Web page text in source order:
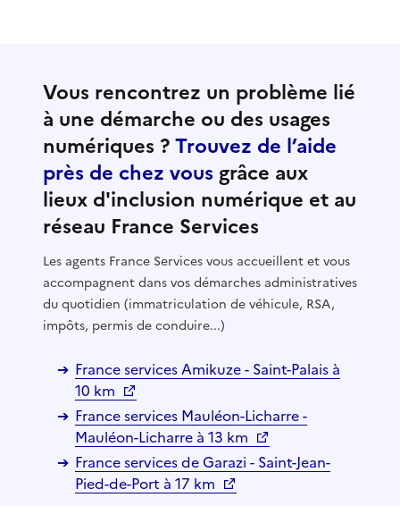
Vous rencontrez un problème lié
à une démarche ou des usages
numériques ?Trouvez de l’aide
près de chez vous grâce aux
lieux d'inclusion numérique et au
réseau France Services
Les agents France Services vous accueillent et vous
accompagnent dans vos démarches administratives
du quotidien (immatriculation de véhicule, RSA,
impôts, permis de conduire...)
France services Amikuze - Saint-Palais à
10 km
France services Mauléon-Licharre -
Mauléon-Licharre à 13 km
France services de Garazi - Saint-Jean-
Pied-de-Port à 17 km